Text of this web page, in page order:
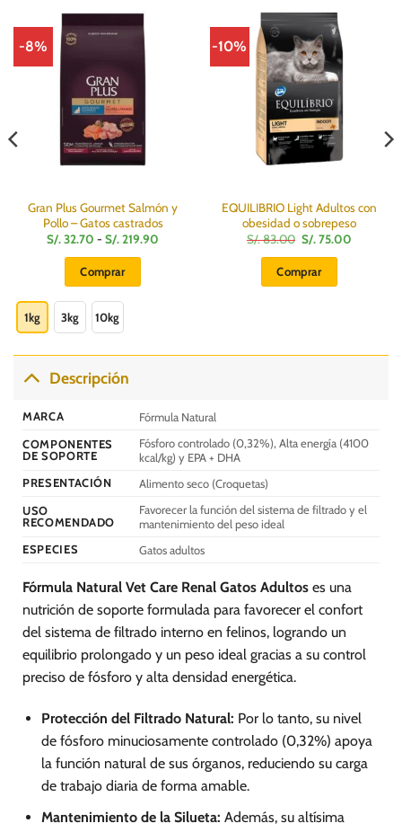
-8%
Gran Plus Gourmet Salmón y
Pollo – Gatos castrados
S/.32.70 - S/.219.90
Comprar
producto
tiene
múltiples
variantes.
Las
pueden
en
página
producto
1kg 3kg 10kg
-10%
EQUILIBRIO Light Adultos con
obesidad o sobrepeso
S/.83.00 El
precio
original
era:
S/.
S/.75.00
Comprar
Descripción
MARCA
Fórmula Natural
COMPONENTES
DE SOPORTE
Fósforo controlado (0,32%), Alta energía (4100
kcal/kg) y EPA + DHA
PRESENTACIÓN
Alimento seco (Croquetas)
USO
RECOMENDADO
Favorecer la función del sistema de filtrado y el
mantenimiento del peso ideal
ESPECIES
Gatos adultos
Fórmula Natural Vet Care Renal Gatos Adultos es una
nutrición de soporte formulada para favorecer el confort
del sistema de filtrado interno en felinos, logrando un
equilibrio prolongado y un peso ideal gracias a su control
preciso de fósforo y alta densidad energética.
Protección del Filtrado Natural: Por lo tanto, su nivel
de fósforo minuciosamente controlado (0,32%) apoya
la función natural de sus órganos, reduciendo su carga
de trabajo diaria de forma amable.
Mantenimiento de la Silueta: Además, su altísima